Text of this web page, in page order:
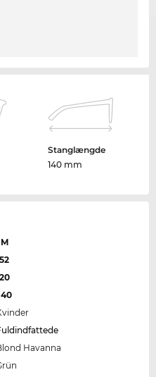
Stanglængde
140 mm
M
52
20
Havanna